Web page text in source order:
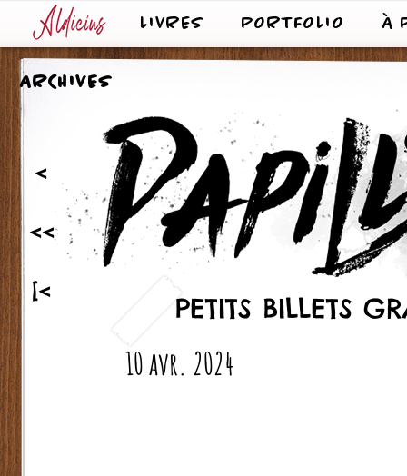
LIVRES PORTFOLIO À
<
[<
<<
ARCHIVES
PETITS BILLETS
10 avr. 2024